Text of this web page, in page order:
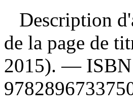
Description
de la page de
2015). — ISBN